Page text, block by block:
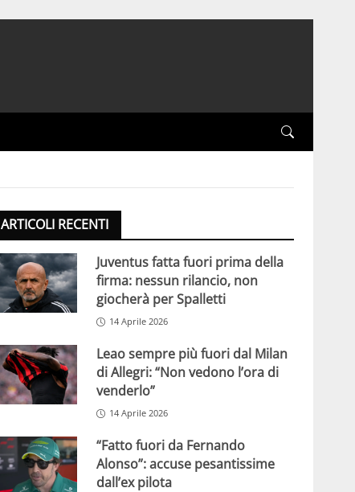
ARTICOLI RECENTI
Juventus fatta fuori prima della
firma: nessun rilancio, non
giocherà per Spalletti
14 Aprile 2026
Leao sempre più fuori dal Milan
di Allegri: “Non vedono l’ora di
venderlo”
14 Aprile 2026
“Fatto fuori da Fernando
Alonso”: accuse pesantissime
dall’ex pilota